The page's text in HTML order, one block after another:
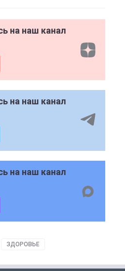
на наш канал
на наш канал
на наш канал
ЗДОРОВЬЕ